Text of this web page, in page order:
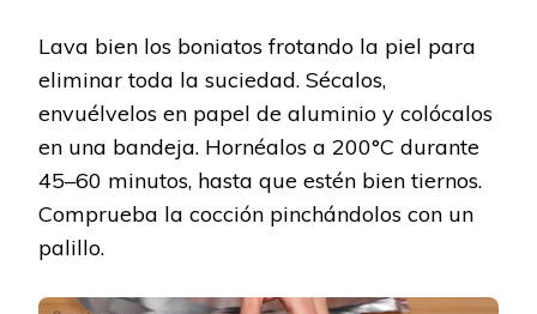
Lava bien los boniatos frotando la piel para
eliminar toda la suciedad. Sécalos,
envuélvelos en papel de aluminio y colócalos
en una bandeja. Hornéalos a 200°C durante
45–60 minutos, hasta que estén bien tiernos.
Comprueba la cocción pinchándolos con un
palillo.